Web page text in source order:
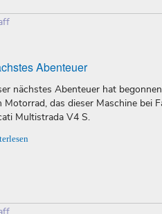
Abenteuer
nächstes Abenteuer hat
Motorrad, das dieser Maschine bei
Multistrada V4 S.